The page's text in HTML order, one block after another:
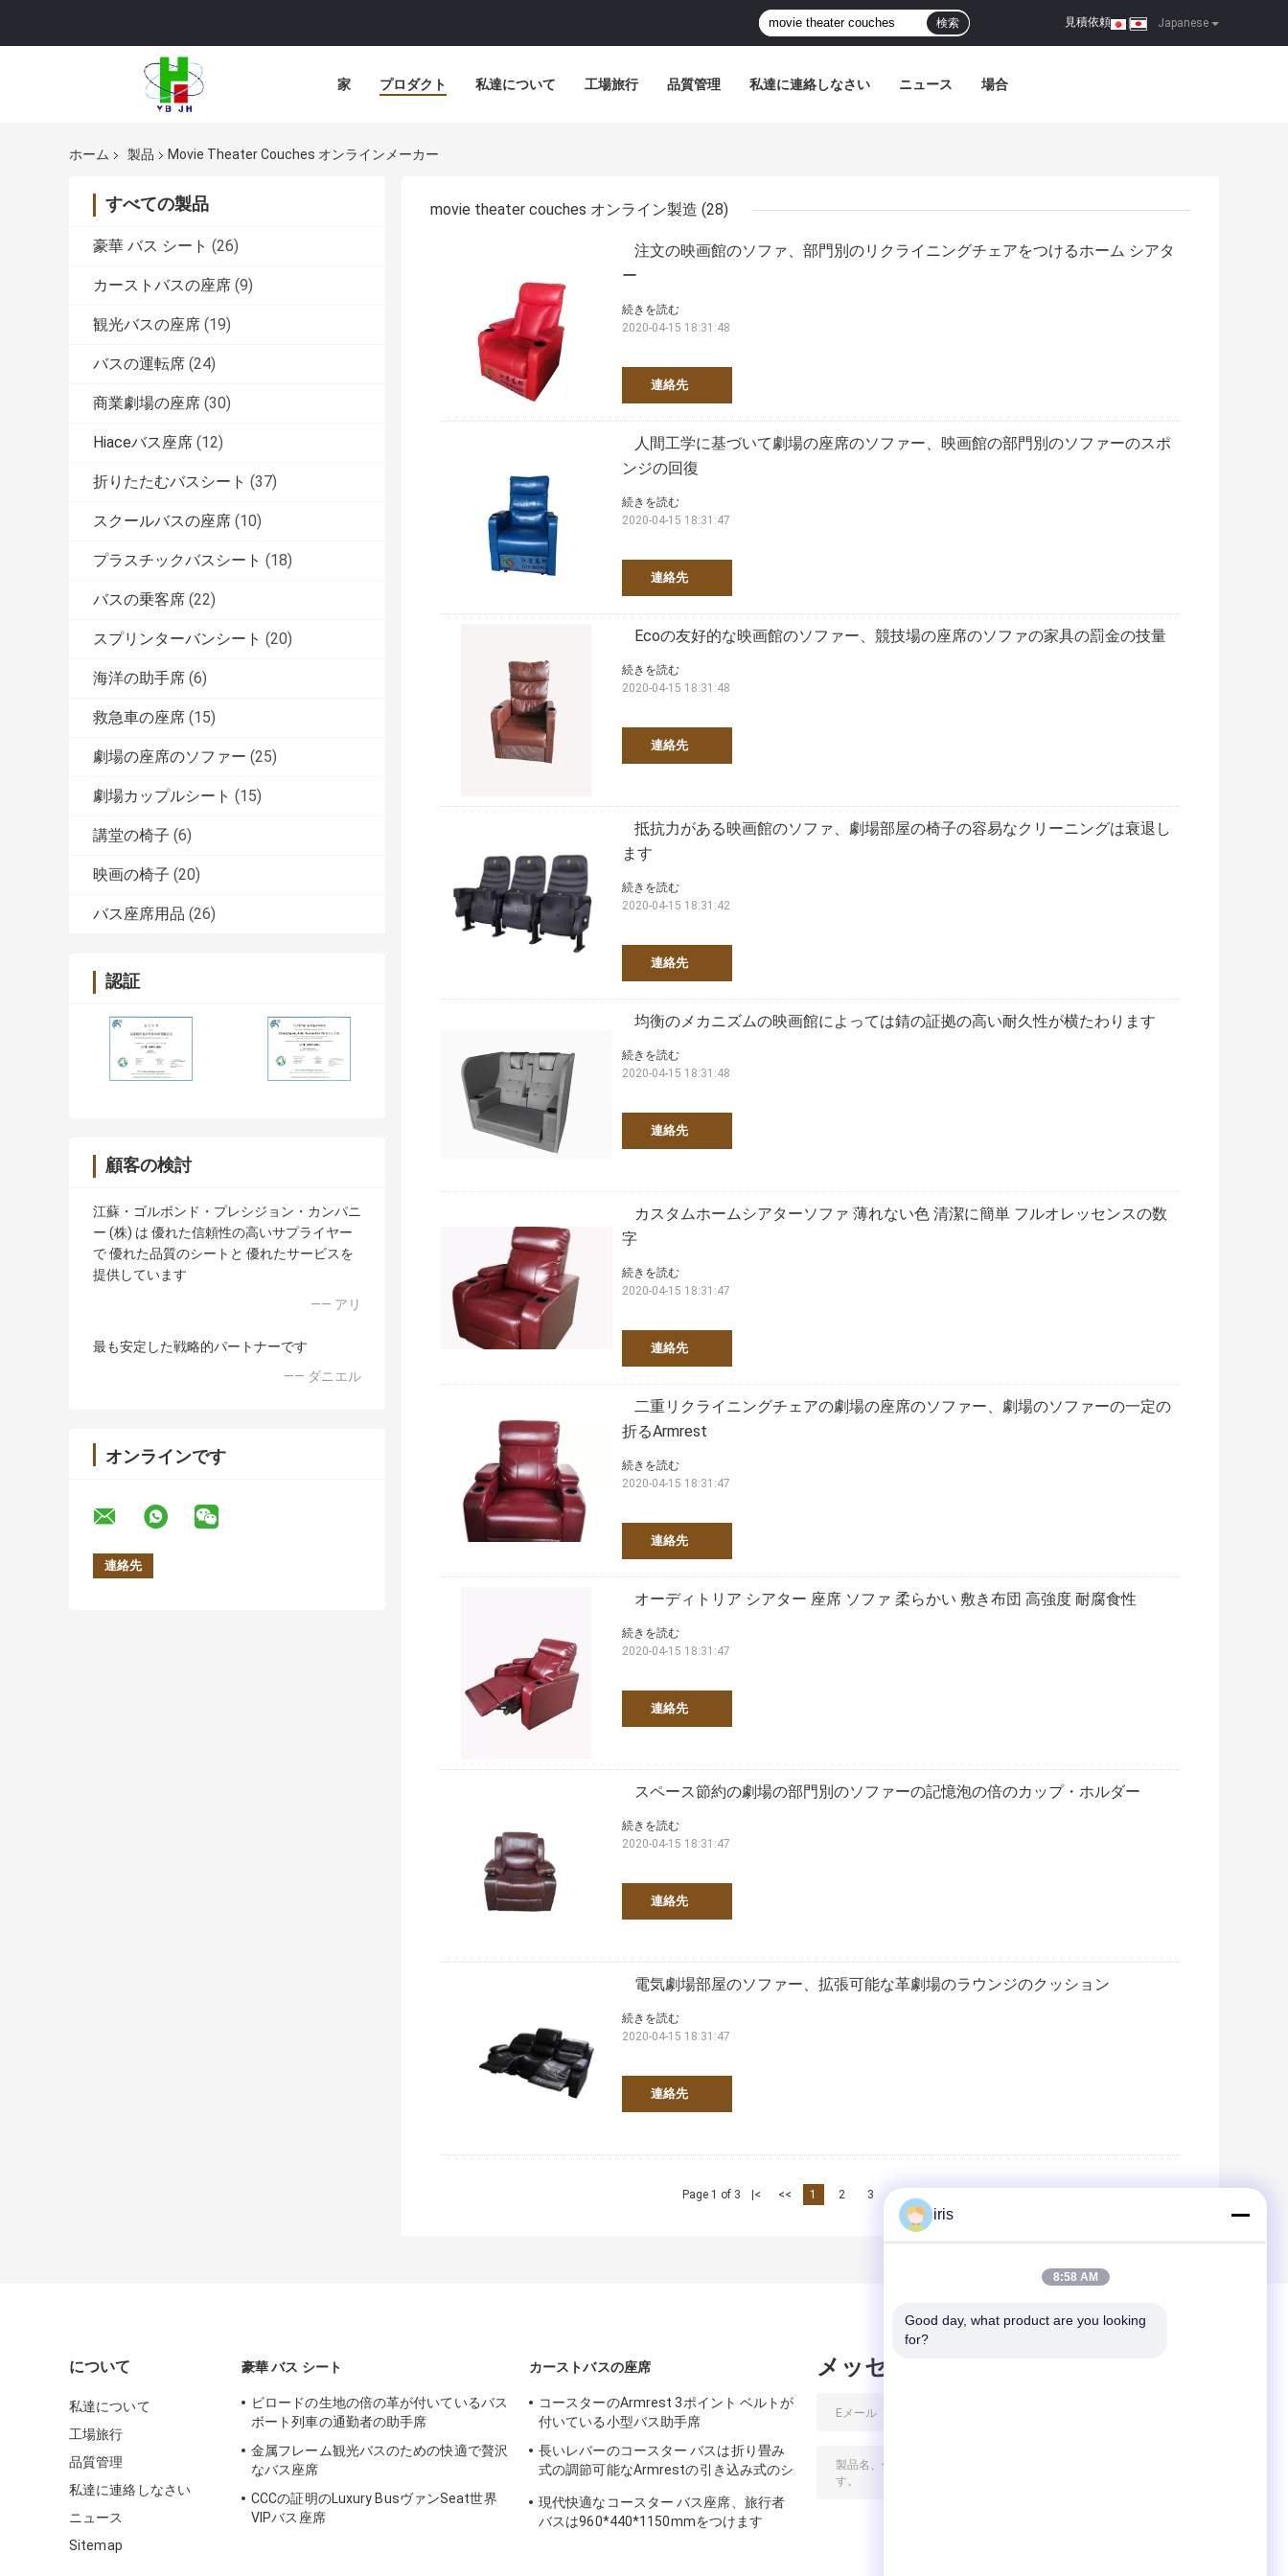
Japanese
見積依頼 |
検索
家 プロダクト 私達について 工場旅行 品質管理 私達に連絡しなさい ニュース 場合
ホーム 製品 Movie Theater Couches オンラインメーカー
すべての製品
豪華 バス シート (26)
カーストバスの座席 (9)
観光バスの座席 (19)
バスの運転席 (24)
商業劇場の座席 (30)
Hiaceバス座席 (12)
折りたたむバスシート (37)
スクールバスの座席 (10)
プラスチックバスシート (18)
バスの乗客席 (22)
スプリンターバンシート (20)
海洋の助手席 (6)
救急車の座席 (15)
劇場の座席のソファー (25)
劇場カップルシート (15)
講堂の椅子 (6)
映画の椅子 (20)
バス座席用品 (26)
認証
顧客の検討
江蘇・ゴルボンド・プレシジョン・カンパニ
ー (株) は 優れた信頼性の高いサプライヤー
で 優れた品質のシートと 優れたサービスを
提供しています
—— アリ
最も安定した戦略的パートナーです
—— ダニエル
オンラインです
movie theater couches オンライン製造 (28)
注文の映画館のソファ、部門別のリクライニングチェアをつけるホーム シアタ
ー
連絡先
続きを読む
2020-04-15 18:31:48
人間工学に基づいて劇場の座席のソファー、映画館の部門別のソファーのスポ
ンジの回復
連絡先
続きを読む
2020-04-15 18:31:47
Ecoの友好的な映画館のソファー、競技場の座席のソファの家具の罰金の技量
連絡先
続きを読む
2020-04-15 18:31:48
抵抗力がある映画館のソファ、劇場部屋の椅子の容易なクリーニングは衰退し
ます
連絡先
続きを読む
2020-04-15 18:31:42
均衡のメカニズムの映画館によっては錆の証拠の高い耐久性が横たわります
連絡先
続きを読む
2020-04-15 18:31:48
カスタムホームシアターソファ 薄れない色 清潔に簡単 フルオレッセンスの数
字
連絡先
続きを読む
2020-04-15 18:31:47
二重リクライニングチェアの劇場の座席のソファー、劇場のソファーの一定の
折るArmrest
連絡先
続きを読む
2020-04-15 18:31:47
オーディトリア シアター 座席 ソファ 柔らかい 敷き布団 高強度 耐腐食性
連絡先
続きを読む
2020-04-15 18:31:47
スペース節約の劇場の部門別のソファーの記憶泡の倍のカップ・ホルダー
連絡先
続きを読む
2020-04-15 18:31:47
電気劇場部屋のソファー、拡張可能な革劇場のラウンジのクッション
連絡先
続きを読む
2020-04-15 18:31:47
Page 1 of 3 |< << 1 2 3
について
私達について
工場旅行
品質管理
私達に連絡しなさい
ニュース
Sitemap
豪華 バス シート
ビロードの生地の倍の革が付いているバス
ボート列車の通勤者の助手席
金属フレーム観光バスのための快適で贅沢
なバス座席
CCCの証明のLuxury BusヴァンSeat世界
VIPバス座席
カーストバスの座席
コースターのArmrest 3ポイント ベルトが
付いている小型バス助手席
長いレバーのコースター バスは折り畳み
式の調節可能なArmrestの引き込み式のシ
現代快適なコースター バス座席、旅行者
バスは960*440*1150mmをつけます
メッセージ
iris
8:58 AM
Good day, what product are you looking
for?